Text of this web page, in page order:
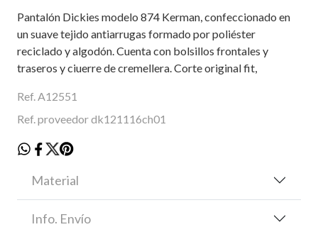
Pantalón Dickies modelo 874 Kerman, confeccionado en
un suave tejido antiarrugas formado por poliéster
reciclado y algodón. Cuenta con bolsillos frontales y
traseros y ciuerre de cremellera. Corte original fit,
Ref. A12551
Ref. proveedor dk121116ch01
Material
Info. Envío